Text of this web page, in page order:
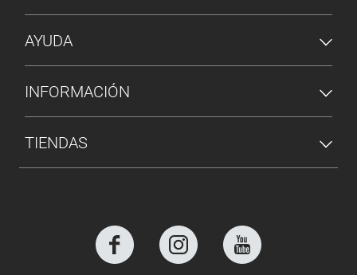
AYUDA
INFORMACIÓN
TIENDAS